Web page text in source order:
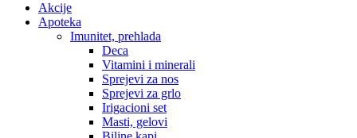
Akcije
Apoteka
Imunitet, prehlada
Deca
Vitamini i minerali
Sprejevi za nos
Sprejevi za grlo
Irigacioni set
Masti, gelovi